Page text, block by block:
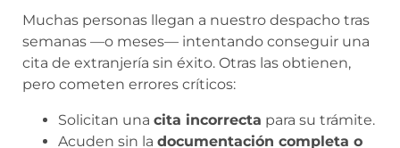
Muchas personas llegan a nuestro despacho tras
semanas —o meses— intentando conseguir una
cita de extranjería sin éxito. Otras las obtienen,
pero cometen errores críticos:
Solicitan una cita incorrecta para su trámite.
Acuden sin la documentación completa o